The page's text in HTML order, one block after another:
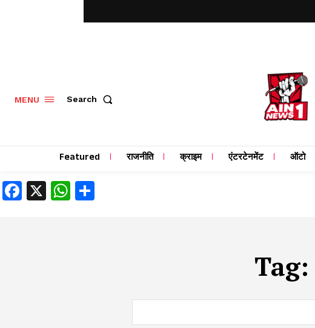
MENU Search
Featured राजनीति क्राइम एंटरटेनमेंट ऑटो
Facebook
X WhatsApp
Tag: